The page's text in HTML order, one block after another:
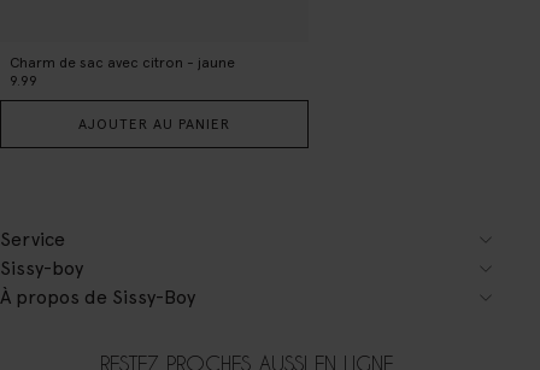
Charm de sac avec citron - jaune
9.99
AJOUTER AU PANIER
Service
Sissy-boy
À propos de Sissy-Boy
RESTEZ PROCHES, AUSSI EN LIGNE